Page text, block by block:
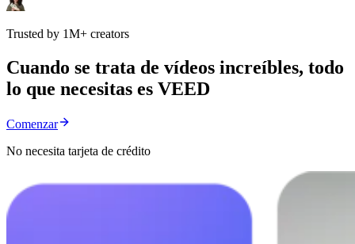
Trusted by 1M+ creators
Cuando se trata de vídeos increíbles, todo
lo que necesitas es VEED
Comenzar
No necesita tarjeta de crédito